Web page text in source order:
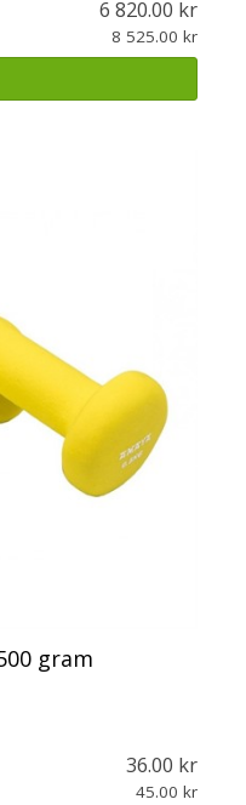
6 820.00
8 525.00
gram
36.00
45.00